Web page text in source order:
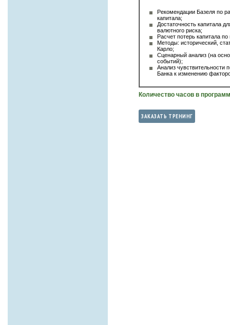
Рекомендации Базеля по
капитала;
Достаточность капитала
валютного риска;
Расчет потерь капитала
Методы: исторический,
Карло;
Сценарный анализ (на
событий);
Анализ чувствительности
Банка к изменению
Количество часов в
ЗАКАЗАТЬ ТРЕНИНГ